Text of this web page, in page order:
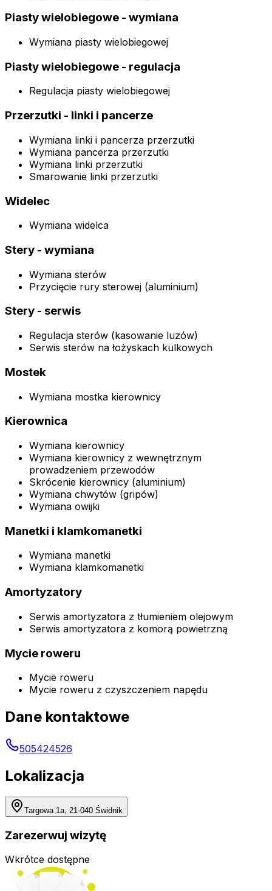
Piasty wielobiegowe - wymiana
Wymiana piasty wielobiegowej
Piasty wielobiegowe - regulacja
Regulacja piasty wielobiegowej
Przerzutki - linki i pancerze
Wymiana linki i pancerza przerzutki
Wymiana pancerza przerzutki
Wymiana linki przerzutki
Smarowanie linki przerzutki
Widelec
Wymiana widelca
Stery - wymiana
Wymiana sterów
Przycięcie rury sterowej (aluminium)
Stery - serwis
Regulacja sterów (kasowanie luzów)
Serwis sterów na łożyskach kulkowych
Mostek
Wymiana mostka kierownicy
Kierownica
Wymiana kierownicy
Wymiana kierownicy z wewnętrznym
prowadzeniem przewodów
Skrócenie kierownicy (aluminium)
Wymiana chwytów (gripów)
Wymiana owijki
Manetki i klamkomanetki
Wymiana manetki
Wymiana klamkomanetki
Amortyzatory
Serwis amortyzatora z tłumieniem olejowym
Serwis amortyzatora z komorą powietrzną
Mycie roweru
Mycie roweru
Mycie roweru z czyszczeniem napędu
Dane kontaktowe
505424526
Lokalizacja
Targowa 1a, 21-040 Świdnik
Zarezerwuj wizytę
Wkrótce dostępne